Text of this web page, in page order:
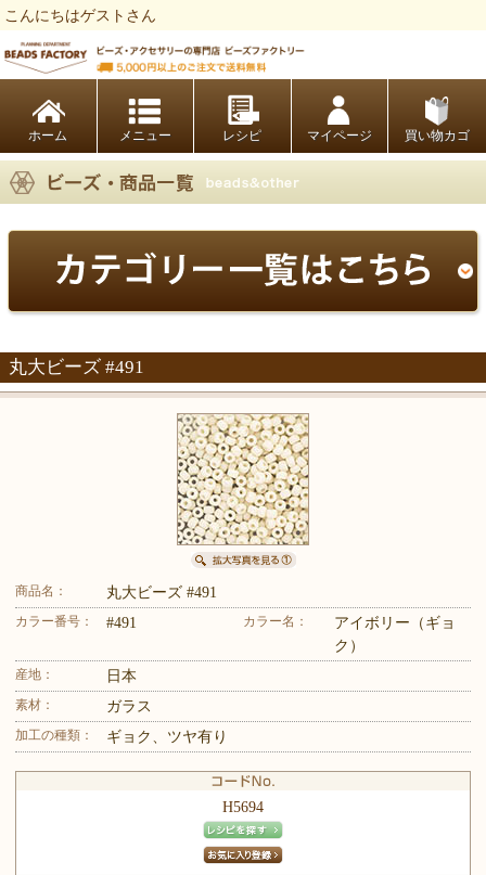
こんにちはゲストさん
ホーム レシピ マイページ 買い物カゴ
丸大ビーズ #491
商品名： 丸大ビーズ #491
カラー番号： #491 カラー名：
アイボリー（ギョ
ク）
産地： 日本
素材： ガラス
加工の種類： ギョク、ツヤ有り
H5694